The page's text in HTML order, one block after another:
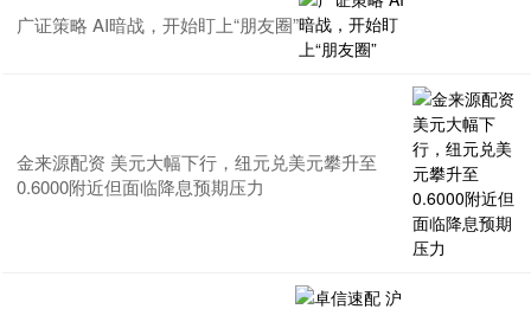
广证策略 AI暗战，开始盯上“朋友圈”
金来源配资 美元大幅下行，纽元兑美元攀升至
0.6000附近但面临降息预期压力